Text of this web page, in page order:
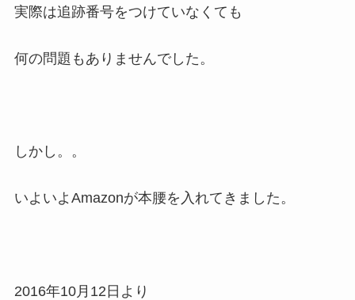
実際は追跡番号をつけていなくても
何の問題もありませんでした。
しかし。。
いよいよAmazonが本腰を入れてきました。
2016年10月12日より